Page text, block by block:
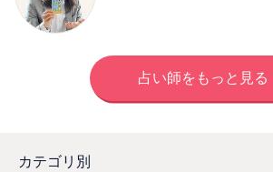
占い師をもっと見る
カテゴリ別